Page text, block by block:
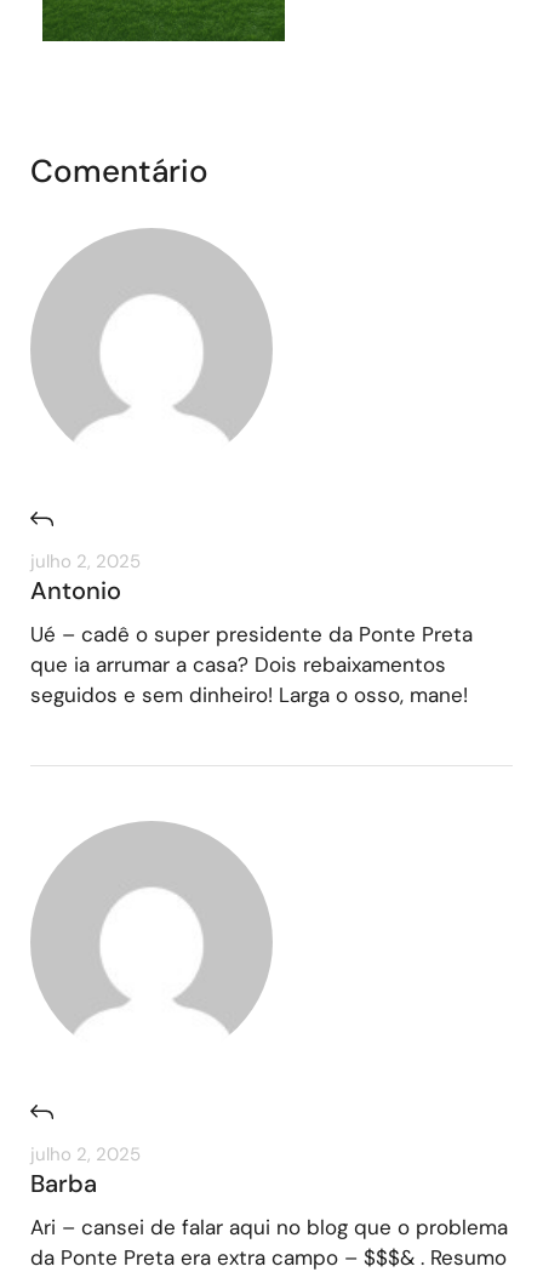
Comentário
julho 2, 2025
Antonio
Ué – cadê o super presidente da Ponte Preta
que ia arrumar a casa? Dois rebaixamentos
seguidos e sem dinheiro! Larga o osso, mane!
julho 2, 2025
Barba
Ari – cansei de falar aqui no blog que o problema
da Ponte Preta era extra campo – $$$& . Resumo